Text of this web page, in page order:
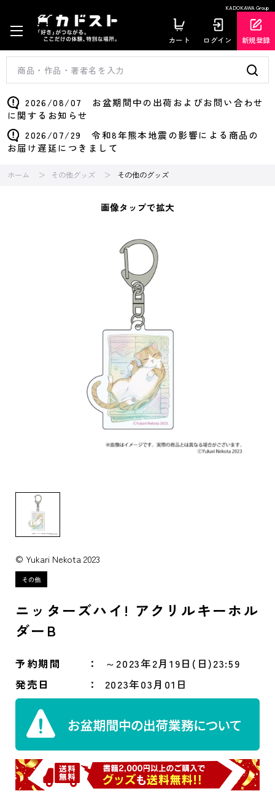
KADOKAWA Group
カート ログイン 新規登録
2026/08/07 お盆期間中の出荷およびお問い合わせ
に関するお知らせ
2026/07/29 令和8年熊本地震の影響による商品の
お届け遅延につきまして
ホーム その他グッズ その他のグッズ
画像タップで拡大
© Yukari Nekota 2023
ニッターズハイ! アクリルキーホル
ダーB
予約期間
～2023年2月19日(日)23:59
発売日
2023年03月01日